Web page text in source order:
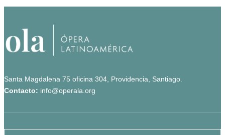
Santa Magdalena 75 oficina 304, Providencia, Santiago.
Contacto: info@operala.org